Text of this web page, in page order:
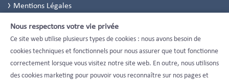
Mentions Légales
Politique de Confidentialité
Paramètres de confidentialité
Nous respectons votre vie privée
Ce site web utilise plusieurs types de cookies : nous avons besoin de
cookies techniques et fonctionnels pour nous assurer que tout fonctionne
correctement lorsque vous visitez notre site web. En outre, nous utilisons
des cookies marketing pour pouvoir vous reconnaître sur nos pages et